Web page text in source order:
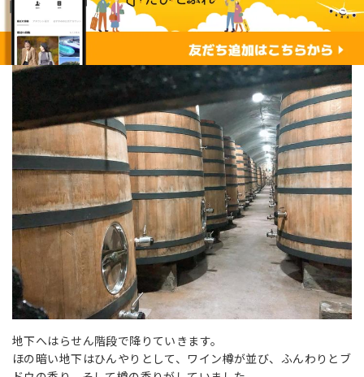
地下へはらせん階段で降りていきます。
ほの暗い地下はひんやりとして、ワイン樽が並び、ふんわりとブ